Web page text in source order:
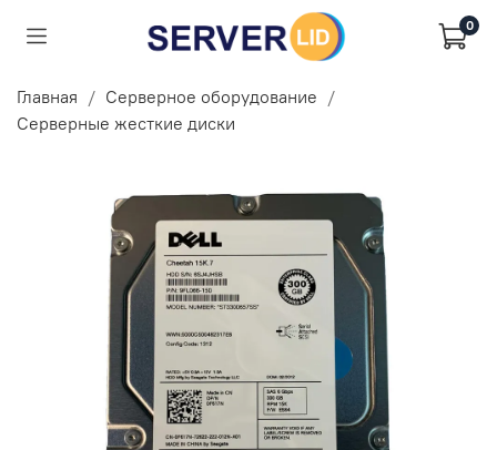
0
Главная
Серверное оборудование
Серверные жесткие диски